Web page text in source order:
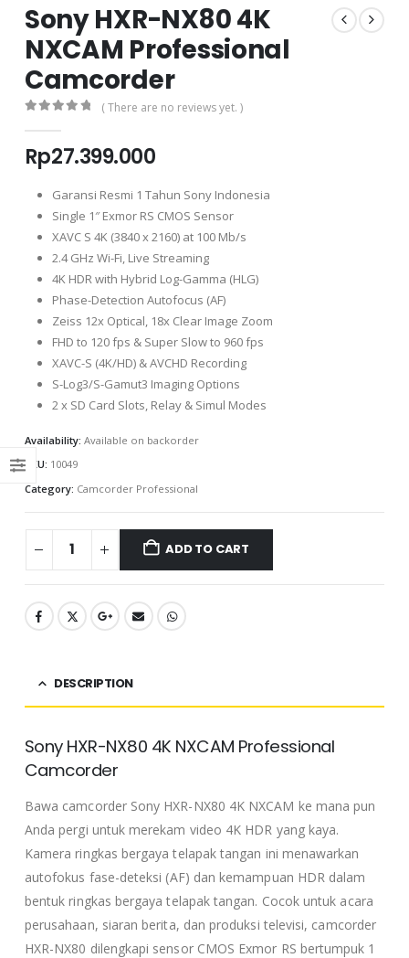
Sony HXR-NX80 4K
NXCAM Professional
Camcorder
( There are no reviews yet. )
Rp27.399.000
Garansi Resmi 1 Tahun Sony Indonesia
Single 1″ Exmor RS CMOS Sensor
XAVC S 4K (3840 x 2160) at 100 Mb/s
2.4 GHz Wi-Fi, Live Streaming
4K HDR with Hybrid Log-Gamma (HLG)
Phase-Detection Autofocus (AF)
Zeiss 12x Optical, 18x Clear Image Zoom
FHD to 120 fps & Super Slow to 960 fps
XAVC-S (4K/HD) & AVCHD Recording
S-Log3/S-Gamut3 Imaging Options
2 x SD Card Slots, Relay & Simul Modes
Availability: Available on backorder
SKU: 10049
Category: Camcorder Professional
ADD TO CART
DESCRIPTION
Sony HXR-NX80 4K NXCAM Professional
Camcorder
Bawa camcorder Sony HXR-NX80 4K NXCAM ke mana pun
Anda pergi untuk merekam video 4K HDR yang kaya.
Kamera ringkas bergaya telapak tangan ini menawarkan
autofokus fase-deteksi (AF) dan kemampuan HDR dalam
bentuk ringkas bergaya telapak tangan. Cocok untuk acara
perusahaan, siaran berita, dan produksi televisi, camcorder
HXR-NX80 dilengkapi sensor CMOS Exmor RS bertumpuk 1